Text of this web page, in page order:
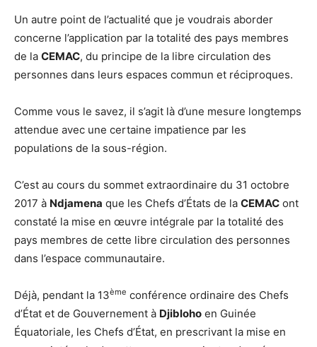
Un autre point de l’actualité que je voudrais aborder
concerne l’application par la totalité des pays membres
de la CEMAC, du principe de la libre circulation des
personnes dans leurs espaces commun et réciproques.
Comme vous le savez, il s’agit là d’une mesure longtemps
attendue avec une certaine impatience par les
populations de la sous-région.
C’est au cours du sommet extraordinaire du 31 octobre
2017 à Ndjamena que les Chefs d’États de la CEMAC ont
constaté la mise en œuvre intégrale par la totalité des
pays membres de cette libre circulation des personnes
dans l’espace communautaire.
Déjà, pendant la 13ème conférence ordinaire des Chefs
d’État et de Gouvernement à Djibloho en Guinée
Équatoriale, les Chefs d’État, en prescrivant la mise en